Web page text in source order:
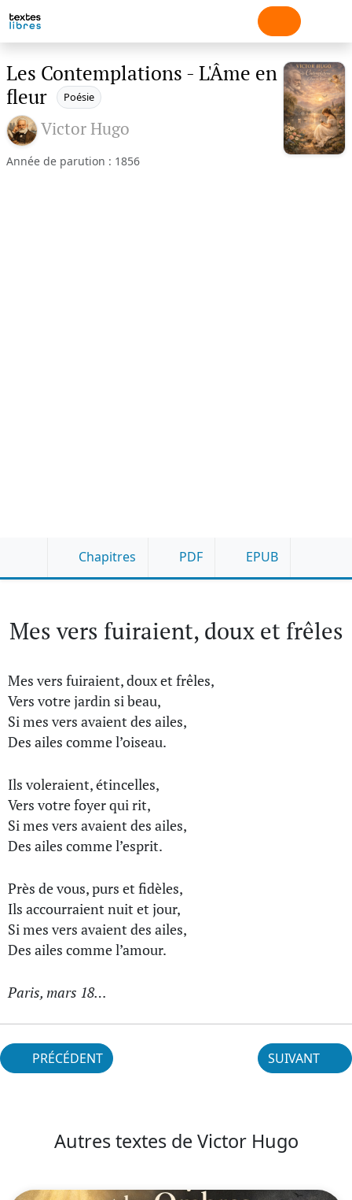
Les Contemplations - L'Âme en
fleur
Poésie
Victor Hugo
Année de parution : 1856
Chapitres PDF EPUB
Mes vers fuiraient, doux et frêles
Mes vers fuiraient, doux et frêles,
Vers votre jardin si beau,
Si mes vers avaient des ailes,
Des ailes comme l’oiseau.
Ils voleraient, étincelles,
Vers votre foyer qui rit,
Si mes vers avaient des ailes,
Des ailes comme l’esprit.
Près de vous, purs et fidèles,
Ils accourraient nuit et jour,
Si mes vers avaient des ailes,
Des ailes comme l’amour.
Paris, mars 18…
PRÉCÉDENT SUIVANT
Autres textes de Victor Hugo